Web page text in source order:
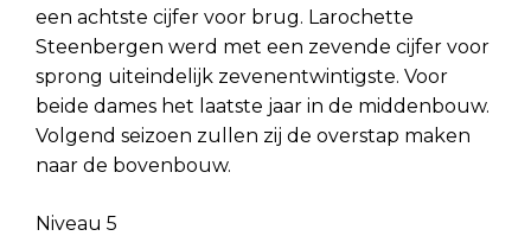
een achtste cijfer voor brug. Larochette
Steenbergen werd met een zevende cijfer voor
sprong uiteindelijk zevenentwintigste. Voor
beide dames het laatste jaar in de middenbouw.
Volgend seizoen zullen zij de overstap maken
naar de bovenbouw.
Niveau 5